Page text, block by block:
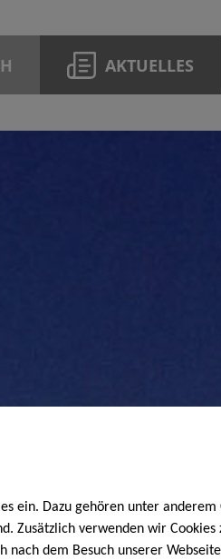
ein. Dazu gehören unter
Zusätzlich verwenden wir Cookies
nach dem Besuch unserer
AKTUELLES